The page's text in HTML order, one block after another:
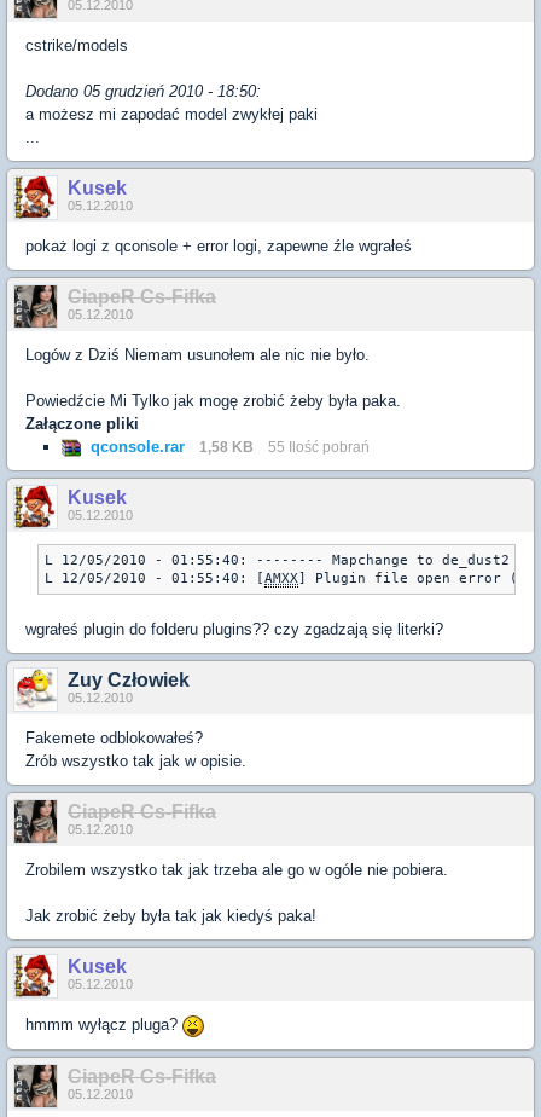
05.12.2010
cstrike/models
Dodano 05 grudzień 2010 - 18:50:
a możesz mi zapodać model zwykłej paki
...
Kusek
05.12.2010
pokaż logi z qconsole + error logi, zapewne źle wgrałeś
CiapeR Cs-Fifka
05.12.2010
Logów z Dziś Niemam usunołem ale nic nie było.
Powiedźcie Mi Tylko jak mogę zrobić żeby była paka.
Załączone pliki
qconsole.rar
1,58 KB 55 Ilość pobrań
Kusek
05.12.2010
L 12/05/2010 - 01:55:40: -------- Mapchange to de_dust2
L 12/05/2010 - 01:55:40: [AMXX] Plugin file open error
wgrałeś plugin do folderu plugins?? czy zgadzają się literki?
Zuy Człowiek
05.12.2010
Fakemete odblokowałeś?
Zrób wszystko tak jak w opisie.
CiapeR Cs-Fifka
05.12.2010
Zrobilem wszystko tak jak trzeba ale go w ogóle nie pobiera.
Jak zrobić żeby była tak jak kiedyś paka!
Kusek
05.12.2010
hmmm wyłącz pluga?
CiapeR Cs-Fifka
05.12.2010